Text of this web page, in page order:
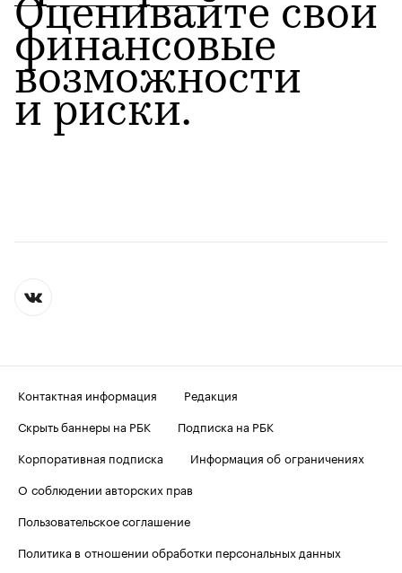
Оценивайте свои
финансовые
возможности
и риски.
Контактная информация
Редакция
Скрыть баннеры на РБК
Подписка на РБК
Корпоративная подписка
Информация об ограничениях
О соблюдении авторских прав
Пользовательское соглашение
Политика в отношении обработки персональных данных